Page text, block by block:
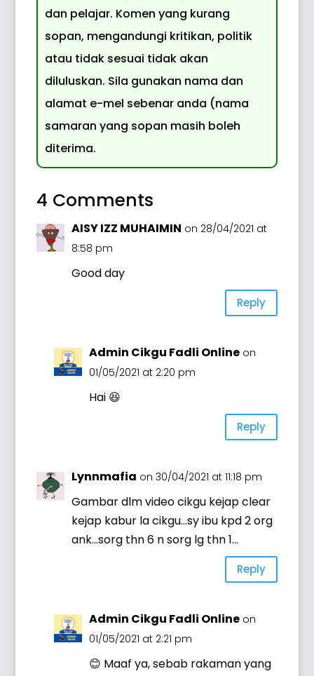
dan pelajar. Komen yang kurang
sopan, mengandungi kritikan, politik
atau tidak sesuai tidak akan
diluluskan. Sila gunakan nama dan
alamat e-mel sebenar anda (nama
samaran yang sopan masih boleh
diterima.
4 Comments
AISY IZZ MUHAIMIN on 28/04/2021 at
8:58 pm
Good day
Reply
Admin Cikgu Fadli Online on
01/05/2021 at 2:20 pm
Hai 😆
Reply
Lynnmafia on 30/04/2021 at 11:18 pm
Gambar dlm video cikgu kejap clear
kejap kabur la cikgu…sy ibu kpd 2 org
ank…sorg thn 6 n sorg lg thn 1…
Reply
Admin Cikgu Fadli Online on
01/05/2021 at 2:21 pm
😊 Maaf ya, sebab rakaman yang